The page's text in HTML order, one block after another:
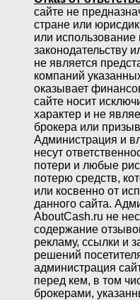
сайте не
стране или
или
законодательству
не является
компаний
оказывает
сайте носит
характер и не
брокера или
Администрация и
несут
потери и любые
потерю средств,
или косвенно от
данного сайта.
AboutCash.ru не
содержание
рекламу, ссылки и
решений
администрация
перед кем, в том
брокерами,